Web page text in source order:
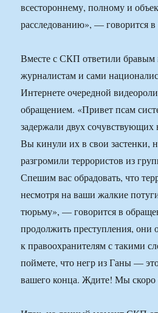
всестороннему, полному и
расследованию», — говорится
Вместе с СКП ответили
журналистам и сами
Интернете очередной
обращением. «Привет псам
задержали двух сочувствующих
Вы кинули их в свои застенки,
разгромили террористов из
Спешим вас обрадовать, что
несмотря на ваши жалкие
тюрьму», — говорится в
продолжить преступления, они
к правоохранителям с такими
поймете, что негр из Ганы —
вашего конца. Ждите! Мы скоро